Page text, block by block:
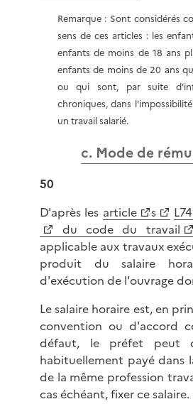
Remarque : Sont considérés
sens de ces articles : les
enfants de moins de 18 ans
enfants de moins de 20 ans
ou qui sont, par suite
chroniques, dans
un travail salarié.
c. Mode de
50
D'après les article s
du code du travail
applicable aux travaux
produit du salaire
d'exécution de l'ouvrage
Le salaire horaire est, en
convention ou d'accord
défaut, le préfet peut
habituellement payé dans
de la même profession
cas échéant, fixer ce salaire.